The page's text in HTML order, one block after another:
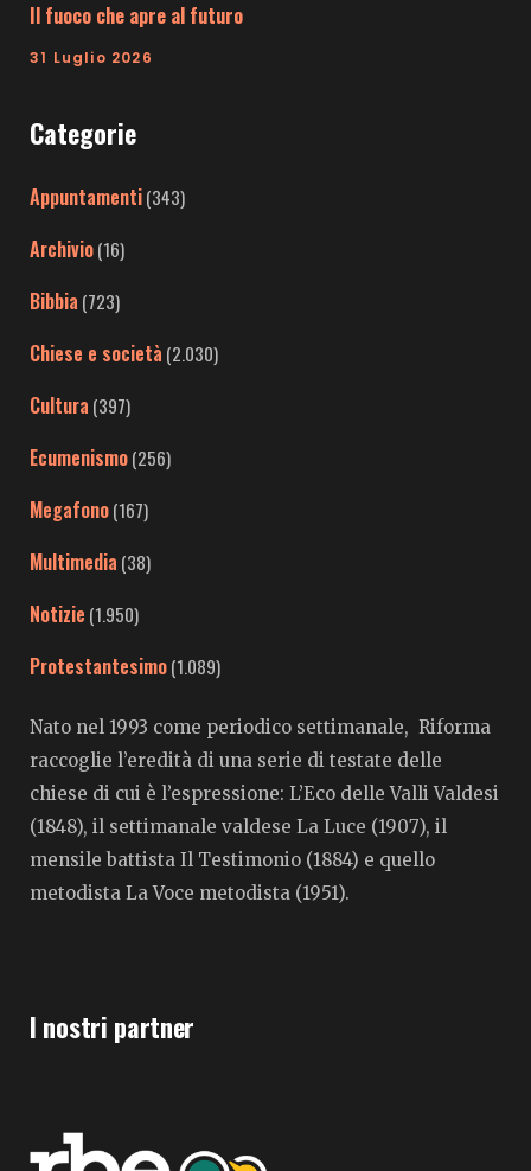
Il fuoco che apre al futuro
31 Luglio 2026
Categorie
Appuntamenti(343)
Archivio(16)
Bibbia (723)
Chiese e società (2.030)
Cultura (397)
Ecumenismo(256)
Megafono(167)
Multimedia (38)
Notizie (1.950)
Protestantesimo(1.089)
Nato nel 1993 come periodico settimanale, Riforma
raccoglie l’eredità di una serie di testate delle
chiese di cui è l’espressione: L’Eco delle Valli Valdesi
(1848), il settimanale valdese La Luce (1907), il
mensile battista Il Testimonio (1884) e quello
metodista La Voce metodista (1951).
I nostri partner